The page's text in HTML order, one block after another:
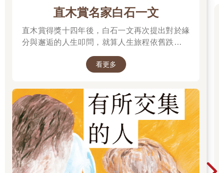
直木賞名家白石一文
直木賞得獎十四年後，白石一文再次提出對於緣
分與邂逅的人生叩問，就算人生旅程依舊跌宕忐
看更多